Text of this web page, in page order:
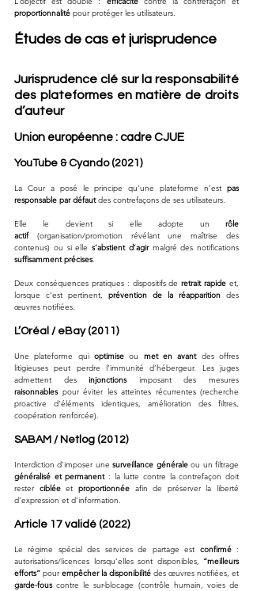
proportionnalité pour protéger les utilisateurs.
Études de cas et jurisprudence
Jurisprudence clé sur la responsabilité
des plateformes en matière de droits
d’auteur
Union européenne : cadre CJUE
YouTube & Cyando (2021)
La Cour a posé le principe qu’une plateforme n’est pas
responsable par défaut des contrefaçons de ses utilisateurs.
Elle le devient si elle adopte un rôle
actif (organisation/promotion révélant une maîtrise des
contenus) ou si elle s’abstient d’agir
suffisamment précises.
Deux conséquences pratiques : dispositifs de retrait rapide et,
lorsque c’est pertinent, prévention de la réapparition des
œuvres notifiées.
L’Oréal / eBay (2011)
Une plateforme qui optimise ou met en avant des offres
litigieuses peut perdre l’immunité d’hébergeur. Les juges
admettent des injonctions
raisonnables pour éviter les atteintes récurrentes (recherche
proactive d’éléments identiques, amélioration des filtres,
coopération renforcée).
SABAM / Netlog (2012)
Interdiction d’imposer une surveillance générale
généralisé et permanent : la lutte contre la contrefaçon doit
rester ciblée et proportionnée afin de préserver la liberté
d’expression et d’information.
Article 17 validé (2022)
Le régime spécial des services de partage est confirmé :
autorisations/licences lorsqu’elles sont disponibles, “meilleurs
efforts” pour empêcher la disponibilité
garde-fous contre le sur-blocage (contrôle humain, voies de